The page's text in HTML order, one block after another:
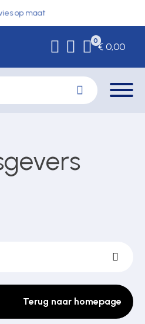
op maat
0
€ 0,00
Terug naar homepage